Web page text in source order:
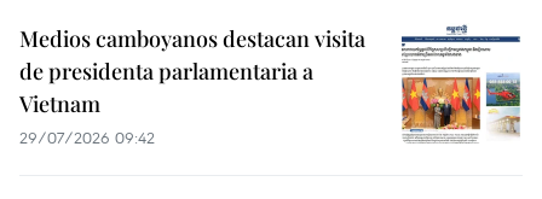
Medios camboyanos destacan visita
de presidenta parlamentaria a
Vietnam
29/07/2026 09:42